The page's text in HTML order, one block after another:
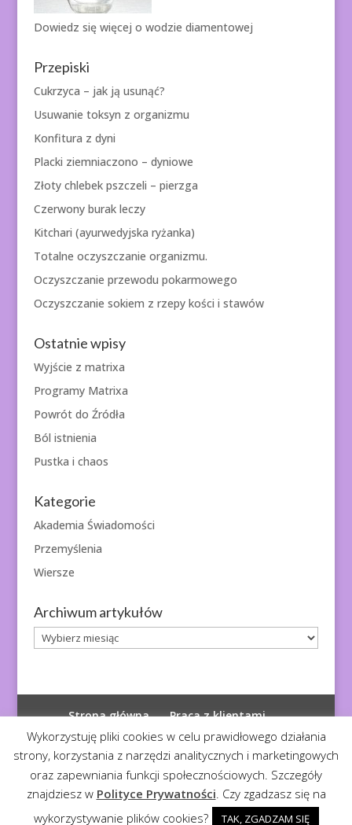
Dowiedz się więcej o wodzie diamentowej
Przepiski
Cukrzyca – jak ją usunąć?
Usuwanie toksyn z organizmu
Konfitura z dyni
Placki ziemniaczono – dyniowe
Złoty chlebek pszczeli – pierzga
Czerwony burak leczy
Kitchari (ayurwedyjska ryżanka)
Totalne oczyszczanie organizmu.
Oczyszczanie przewodu pokarmowego
Oczyszczanie sokiem z rzepy kości i stawów
Ostatnie wpisy
Wyjście z matrixa
Programy Matrixa
Powrót do Źródła
Ból istnienia
Pustka i chaos
Kategorie
Akademia Świadomości
Przemyślenia
Wiersze
Archiwum artykułów
Archiwum
artykułów
Strona główna
Praca z klientami
Polityka prywatności
© 2026 Diagnoza Duszy| Kopiowanie zabronione
Realizacja:Serwis4U - Narzędzia dla eMarketera
Wykorzystuję pliki cookies w celu prawidłowego działania
strony, korzystania z narzędzi analitycznych i marketingowych
oraz zapewniania funkcji społecznościowych. Szczegóły
znajdziesz w Polityce Prywatności. Czy zgadzasz się na
wykorzystywanie plików cookies?
TAK, ZGADZAM SIĘ